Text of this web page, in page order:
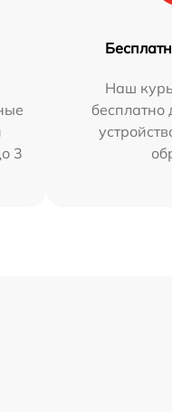
3
Наш
бесплатно